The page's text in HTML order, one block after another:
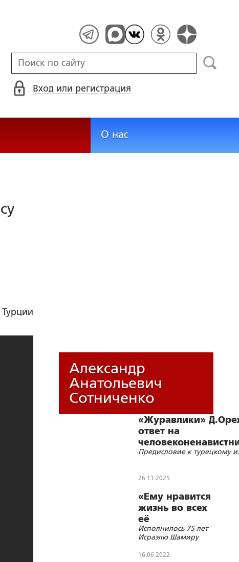
Вход или регистрация
О нас
Александр
Анатольевич
Сотниченко
«Журавлики»
ответ на
идеологию Сороса
Предисловие к турецкому
26.11.2025
«Ему нравится
жизнь во всех
её
проявлениях»
Исполнилось 75 лет
Исраэлю Шамиру
16.06.2022